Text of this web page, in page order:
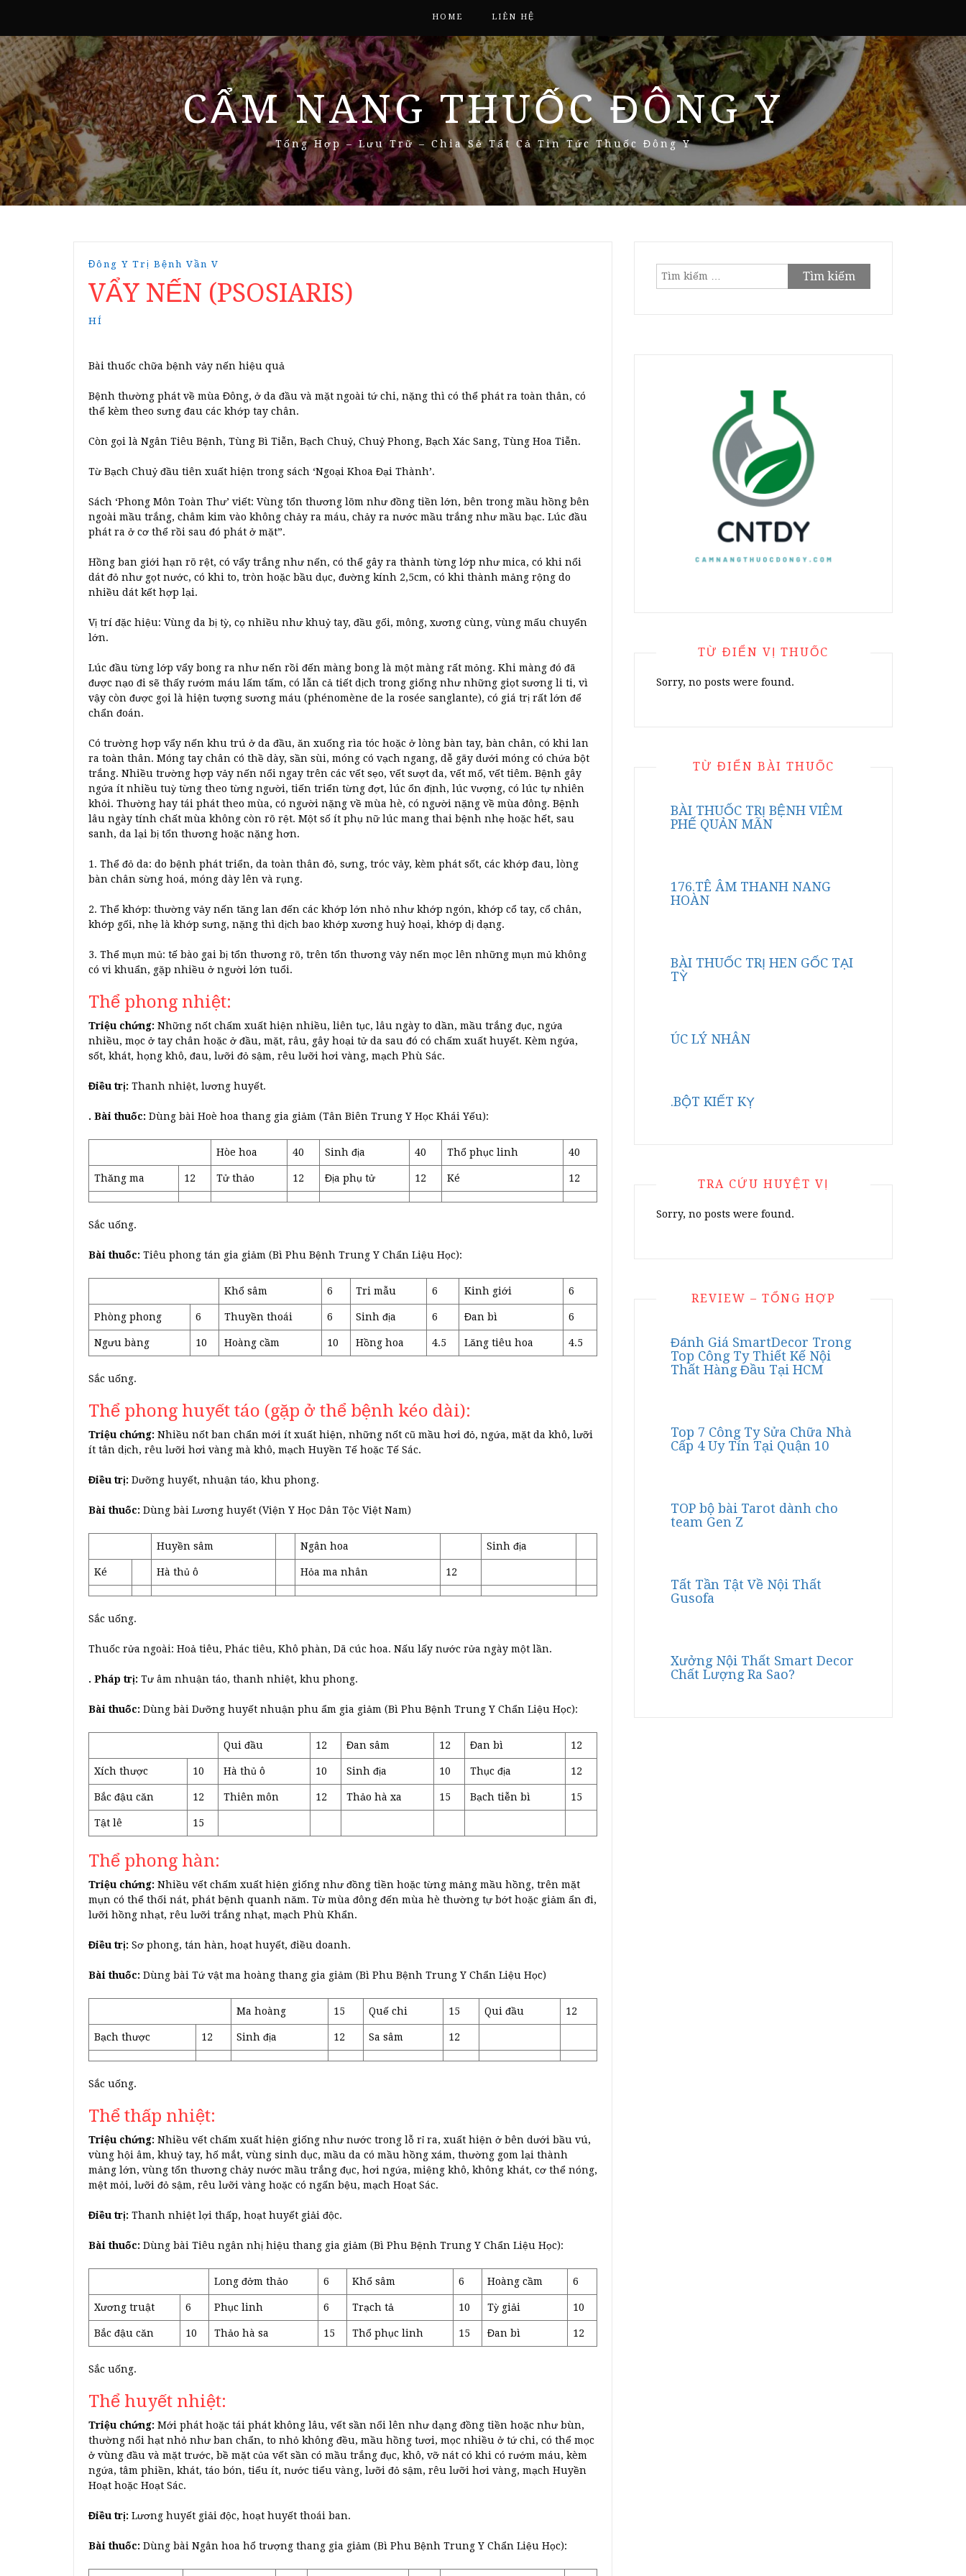
HOME LIÊN HỆ
CẨM NANG THUỐC ĐÔNG Y
Tổng Hợp – Lưu Trữ – Chia Sẻ Tất Cả Tin Tức Thuốc Đông Y
Đông Y Trị Bệnh Vần V
VẨY NẾN (PSOSIARIS)
HÍ
Bài thuốc chữa bệnh vảy nến hiệu quả
Bệnh thường phát về mùa Đông, ở da đầu và mặt ngoài tứ chi, nặng thì có thể phát ra toàn thân, có
thể kèm theo sưng đau các khớp tay chân.
Còn gọi là Ngân Tiêu Bệnh, Tùng Bì Tiễn, Bạch Chuỷ, Chuỷ Phong, Bạch Xác Sang, Tùng Hoa Tiễn.
Từ Bạch Chuỷ đầu tiên xuất hiện trong sách ‘Ngoại Khoa Đại Thành’.
Sách ‘Phong Môn Toàn Thư’ viết: Vùng tổn thương lõm như đồng tiền lớn, bên trong mầu hồng bên
ngoài mầu trắng, châm kim vào không chảy ra máu, chảy ra nước mầu trắng như mầu bạc. Lúc đầu
phát ra ở cơ thể rồi sau đó phát ở mặt”.
Hồng ban giới hạn rõ rệt, có vẩy trắng như nến, có thể gây ra thành từng lớp như mica, có khi nổi
dát đỏ như gọt nước, có khi to, tròn hoặc bầu dục, đường kính 2,5cm, có khi thành mảng rộng do
nhiều dát kết hợp lại.
Vị trí đặc hiệu: Vùng da bị tỳ, cọ nhiều như khuỷ tay, đầu gối, mông, xương cùng, vùng mấu chuyển
lớn.
Lúc đầu từng lớp vẩy bong ra như nến rồi đến màng bong là một màng rất mỏng. Khi màng đó đã
được nạo đi sẽ thấy rướm máu lấm tấm, có lẫn cả tiết dịch trong giống như những giọt sương li ti, vì
vậy còn được gọi là hiện tượng sương máu (phénomène de la rosée sanglante), có giá trị rất lớn để
chẩn đoán.
Có trường hợp vẩy nến khu trú ở da đầu, ăn xuống rìa tóc hoặc ở lòng bàn tay, bàn chân, có khi lan
ra toàn thân. Móng tay chân có thề dày, sần sùi, móng có vạch ngang, dễ gãy dưới móng có chứa bột
trắng. Nhiều trường hợp vảy nến nổi ngay trên các vết sẹo, vết sượt da, vết mổ, vết tiêm. Bệnh gây
ngứa ít nhiều tuỳ từng theo từng người, tiến triển từng đợt, lúc ổn định, lúc vượng, có lúc tự nhiên
khỏi. Thường hay tái phát theo mùa, có người nặng về mùa hè, có người nặng về mùa đông. Bệnh
lâu ngày tính chất mùa không còn rõ rệt. Một số ít phụ nữ lúc mang thai bệnh nhẹ hoặc hết, sau
sanh, da lại bị tổn thương hoặc nặng hơn.
1. Thể đỏ da: do bệnh phát triển, da toàn thân đỏ, sưng, tróc vảy, kèm phát sốt, các khớp đau, lòng
bàn chân sừng hoá, móng dày lên và rụng.
2. Thể khớp: thường vảy nến tăng lan đến các khớp lớn nhỏ như khớp ngón, khớp cổ tay, cổ chân,
khớp gối, nhẹ là khớp sưng, nặng thì dịch bao khớp xương huỷ hoại, khớp dị dạng.
3. Thể mụn mủ: tế bào gai bị tổn thương rõ, trên tổn thương vảy nến mọc lên những mụn mủ không
có vi khuẩn, gặp nhiều ở người lớn tuổi.
Thể phong nhiệt:
Triệu chứng: Những nốt chấm xuất hiện nhiều, liên tục, lâu ngày to dần, mầu trắng đục, ngứa
nhiều, mọc ở tay chân hoặc ở đầu, mặt, râu, gây hoại tử da sau đó có chấm xuất huyết. Kèm ngứa,
sốt, khát, họng khô, đau, lưỡi đỏ sậm, rêu lưỡi hơi vàng, mạch Phù Sác.
Điều trị: Thanh nhiệt, lương huyết.
. Bài thuốc: Dùng bài Hoè hoa thang gia giảm (Tân Biên Trung Y Học Khái Yếu):
Hòe hoa 40 Sinh địa 40 Thổ phục linh 40
Thăng ma 12 Tử thảo 12 Địa phụ tử 12 Ké 12
Sắc uống.
Bài thuốc: Tiêu phong tán gia giảm (Bì Phu Bệnh Trung Y Chẩn Liệu Học):
Khổ sâm 6 Tri mẫu 6 Kinh giới 6
Phòng phong 6 Thuyền thoái 6 Sinh địa 6 Đan bì 6
Ngưu bàng 10 Hoàng cầm 10 Hồng hoa 4.5 Lăng tiêu hoa 4.5
Sắc uống.
Thể phong huyết táo (gặp ở thể bệnh kéo dài):
Triệu chứng: Nhiều nốt ban chẩn mới ít xuất hiện, những nốt cũ mầu hơi đỏ, ngứa, mặt da khô, lưỡi
ít tân dịch, rêu lưỡi hơi vàng mà khô, mạch Huyền Tế hoặc Tế Sác.
Điều trị: Dưỡng huyết, nhuận táo, khu phong.
Bài thuốc: Dùng bài Lương huyết (Viện Y Học Dân Tộc Việt Nam)
Huyền sâm Ngân hoa Sinh địa
Ké Hà thủ ô Hỏa ma nhân 12
Sắc uống.
Thuốc rửa ngoài: Hoả tiêu, Phác tiêu, Khô phàn, Dã cúc hoa. Nấu lấy nước rửa ngày một lần.
. Pháp trị: Tư âm nhuận táo, thanh nhiệt, khu phong.
Bài thuốc: Dùng bài Dưỡng huyết nhuận phu ẩm gia giảm (Bì Phu Bệnh Trung Y Chẩn Liệu Học):
Qui đầu 12 Đan sâm 12 Đan bì 12
Xích thược 10 Hà thủ ô 10 Sinh địa 10 Thục địa 12
Bắc đậu căn 12 Thiên môn 12 Thảo hà xa 15 Bạch tiễn bì 15
Tật lê 15
Thể phong hàn:
Triệu chứng: Nhiều vết chấm xuất hiện giống như đồng tiền hoặc từng mảng mầu hồng, trên mặt
mụn có thể thối nát, phát bệnh quanh năm. Từ mùa đông đến mùa hè thường tự bớt hoặc giảm ẩn đi,
lưỡi hồng nhạt, rêu lưỡi trắng nhạt, mạch Phù Khẩn.
Điều trị: Sơ phong, tán hàn, hoạt huyết, điều doanh.
Bài thuốc: Dùng bài Tứ vật ma hoàng thang gia giảm (Bì Phu Bệnh Trung Y Chẩn Liệu Học)
Ma hoàng 15 Quế chi 15 Qui đầu 12
Bạch thược 12 Sinh địa 12 Sa sâm 12
Sắc uống.
Thể thấp nhiệt:
Triệu chứng: Nhiều vết chấm xuất hiện giống như nước trong lỗ rỉ ra, xuất hiện ở bên dưới bầu vú,
vùng hội âm, khuỷ tay, hố mắt, vùng sinh dục, mầu da có mầu hồng xám, thường gom lại thành
mảng lớn, vùng tổn thương chảy nước mầu trắng đục, hơi ngứa, miệng khô, không khát, cơ thể nóng,
mệt mỏi, lưỡi đỏ sậm, rêu lưỡi vàng hoặc có ngấn bệu, mạch Hoạt Sác.
Điều trị: Thanh nhiệt lợi thấp, hoạt huyết giải độc.
Bài thuốc: Dùng bài Tiêu ngân nhị hiệu thang gia giảm (Bì Phu Bệnh Trung Y Chẩn Liệu Học):
Long đởm thảo 6 Khổ sâm 6 Hoàng cầm 6
Xương truật 6 Phục linh 6 Trạch tả 10 Tỳ giải 10
Bắc đậu căn 10 Thảo hà sa 15 Thổ phục linh 15 Đan bì 12
Sắc uống.
Thể huyết nhiệt:
Triệu chứng: Mới phát hoặc tái phát không lâu, vết sần nổi lên như dạng đồng tiền hoặc như bùn,
thường nổi hạt nhỏ như ban chẩn, to nhỏ không đều, mầu hồng tươi, mọc nhiều ở tứ chi, có thể mọc
ở vùng đầu và mặt trước, bề mặt của vết sần có mầu trắng đục, khô, vỡ nát có khi có rướm máu, kèm
ngứa, tâm phiền, khát, táo bón, tiểu ít, nước tiểu vàng, lưỡi đỏ sậm, rêu lưỡi hơi vàng, mạch Huyền
Hoạt hoặc Hoạt Sác.
Điều trị: Lương huyết giải độc, hoạt huyết thoái ban.
Bài thuốc: Dùng bài Ngân hoa hổ trượng thang gia giảm (Bì Phu Bệnh Trung Y Chẩn Liệu Học):
Tìm
TỪ ĐIỂN VỊ THUỐC
Sorry, no posts were found.
TỪ ĐIỂN BÀI THUỐC
BÀI THUỐC TRỊ BỆNH VIÊM
PHẾ QUẢN MÃN
176.TÊ ÂM THANH NANG
HOÀN
BÀI THUỐC TRỊ HEN GỐC TẠI
TỲ
ÚC LÝ NHÂN
.BỘT KIẾT KỴ
TRA CỨU HUYỆT VỊ
Sorry, no posts were found.
REVIEW – TỔNG HỢP
Đánh Giá SmartDecor Trong
Top Công Ty Thiết Kế Nội
Thất Hàng Đầu Tại HCM
Top 7 Công Ty Sửa Chữa Nhà
Cấp 4 Uy Tín Tại Quận 10
TOP bộ bài Tarot dành cho
team Gen Z
Tất Tần Tật Về Nội Thất
Gusofa
Xưởng Nội Thất Smart Decor
Chất Lượng Ra Sao?